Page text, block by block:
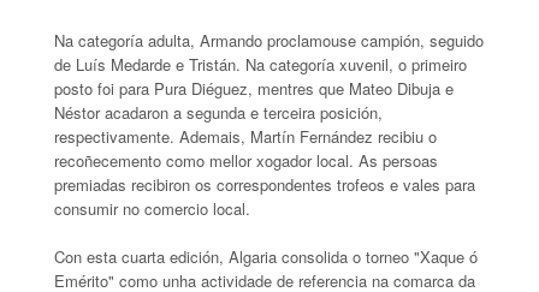
Na categoría adulta, Armando proclamouse campión, seguido
de Luís Medarde e Tristán. Na categoría xuvenil, o primeiro
posto foi para Pura Diéguez, mentres que Mateo Dibuja e
Néstor acadaron a segunda e terceira posición,
respectivamente. Ademais, Martín Fernández recibiu o
recoñecemento como mellor xogador local. As persoas
premiadas recibiron os correspondentes trofeos e vales para
consumir no comercio local.
Con esta cuarta edición, Algaria consolida o torneo "Xaque ó
Emérito" como unha actividade de referencia na comarca da